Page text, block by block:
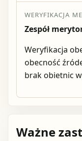
WERYFIKACJA
Zespół
Weryfikacja
obecność
brak obietnic
Ważne